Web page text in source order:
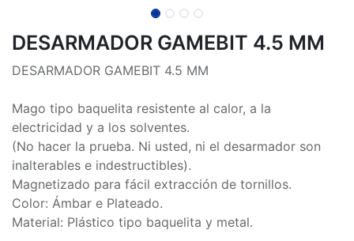
DESARMADOR GAMEBIT 4.5 MM
DESARMADOR GAMEBIT 4.5 MM
Mago tipo baquelita resistente al calor, a la
electricidad y a los solventes.
(No hacer la prueba. Ni usted, ni el desarmador son
inalterables e indestructibles).
Magnetizado para fácil extracción de tornillos.
Color: Ámbar e Plateado.
Material: Plástico tipo baquelita y metal.